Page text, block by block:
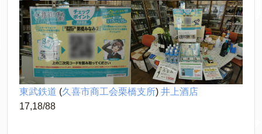
東武鉄道 (久喜市商工会栗橋支所) 井上酒店
17,18/88